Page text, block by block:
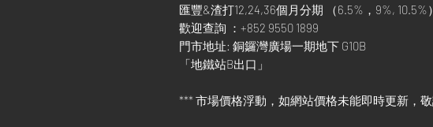
匯豐&渣打12,24,36個月分期 （6.5%，9%, 10.5%）
歡迎查詢 ：+852 9550 1899
門市地址: 銅鑼灣廣場一期地下 G10B
「地鐵站B出口」
*** 市場價格浮動，如網站價格未能即時更新，